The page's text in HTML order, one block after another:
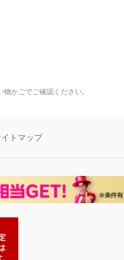
かごでご確認ください。
トマップ